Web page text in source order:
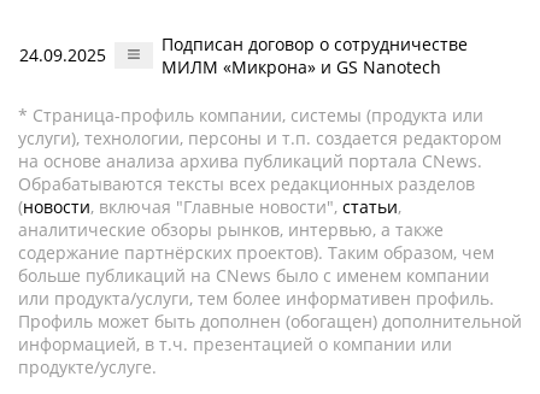
24.09.2025
Подписан договор о сотрудничестве
МИЛМ «Микрона» и GS Nanotech
* Страница-профиль компании, системы (продукта или
услуги), технологии, персоны и т.п. создается редактором
на основе анализа архива публикаций портала CNews.
Обрабатываются тексты всех редакционных разделов
(новости, включая "Главные новости", статьи,
аналитические обзоры рынков, интервью, а также
содержание партнёрских проектов). Таким образом, чем
больше публикаций на CNews было с именем компании
или продукта/услуги, тем более информативен профиль.
Профиль может быть дополнен (обогащен) дополнительной
информацией, в т.ч. презентацией о компании или
продукте/услуге.